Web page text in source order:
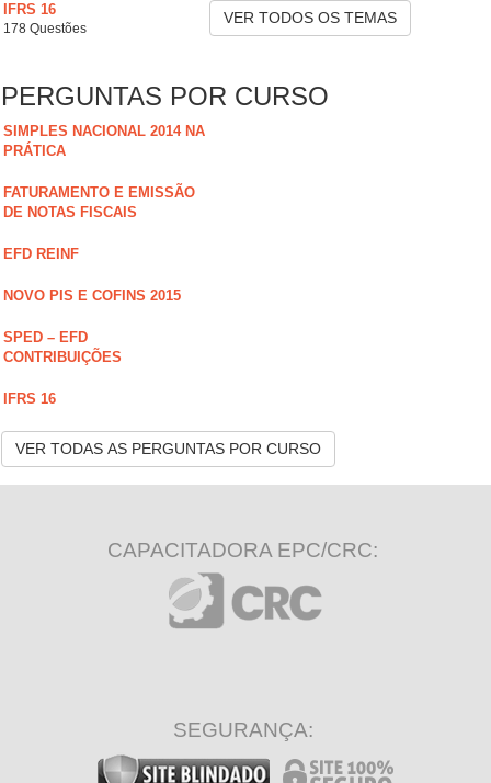
IFRS 16
178 Questões
VER TODOS OS TEMAS
PERGUNTAS POR CURSO
SIMPLES NACIONAL 2014 NA
PRÁTICA
FATURAMENTO E EMISSÃO
DE NOTAS FISCAIS
EFD REINF
NOVO PIS E COFINS 2015
SPED – EFD
CONTRIBUIÇÕES
IFRS 16
VER TODAS AS PERGUNTAS POR CURSO
CAPACITADORA EPC/CRC:
SEGURANÇA: